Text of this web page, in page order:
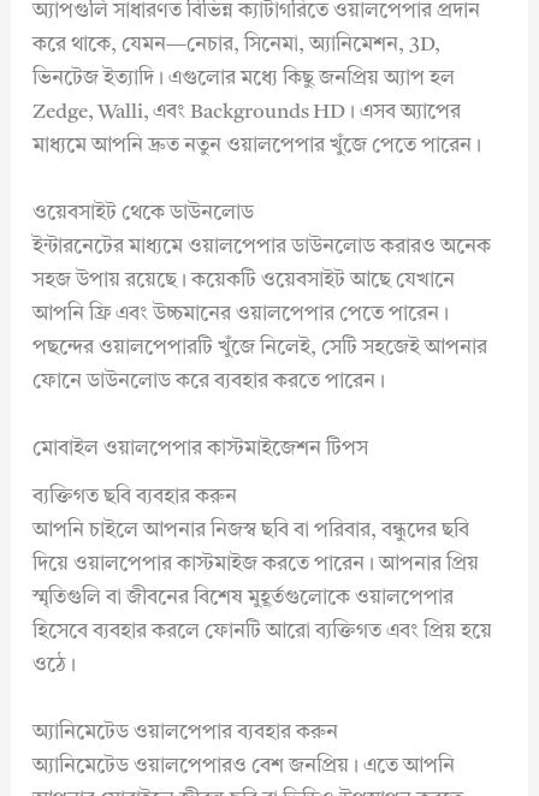
অ্যাপগুলি সাধারণত বিভিন্ন ক্যাটাগরিতে ওয়ালপেপার প্রদান
করে থাকে, যেমন—নেচার, সিনেমা, অ্যানিমেশন, 3D,
ভিনটেজ ইত্যাদি। এগুলোর মধ্যে কিছু জনপ্রিয় অ্যাপ হল
Zedge, Walli, এবং Backgrounds HD। এসব অ্যাপের
মাধ্যমে আপনি দ্রুত নতুন ওয়ালপেপার খুঁজে পেতে পারেন।
ওয়েবসাইট থেকে ডাউনলোড
ইন্টারনেটের মাধ্যমে ওয়ালপেপার ডাউনলোড করারও অনেক
সহজ উপায় রয়েছে। কয়েকটি ওয়েবসাইট আছে যেখানে
আপনি ফ্রি এবং উচ্চমানের ওয়ালপেপার পেতে পারেন।
পছন্দের ওয়ালপেপারটি খুঁজে নিলেই, সেটি সহজেই আপনার
ফোনে ডাউনলোড করে ব্যবহার করতে পারেন।
মোবাইল ওয়ালপেপার কাস্টমাইজেশন টিপস
ব্যক্তিগত ছবি ব্যবহার করুন
আপনি চাইলে আপনার নিজস্ব ছবি বা পরিবার, বন্ধুদের ছবি
দিয়ে ওয়ালপেপার কাস্টমাইজ করতে পারেন। আপনার প্রিয়
স্মৃতিগুলি বা জীবনের বিশেষ মুহূর্তগুলোকে ওয়ালপেপার
হিসেবে ব্যবহার করলে ফোনটি আরো ব্যক্তিগত এবং প্রিয় হয়ে
ওঠে।
অ্যানিমেটেড ওয়ালপেপার ব্যবহার করুন
অ্যানিমেটেড ওয়ালপেপারও বেশ জনপ্রিয়। এতে আপনি